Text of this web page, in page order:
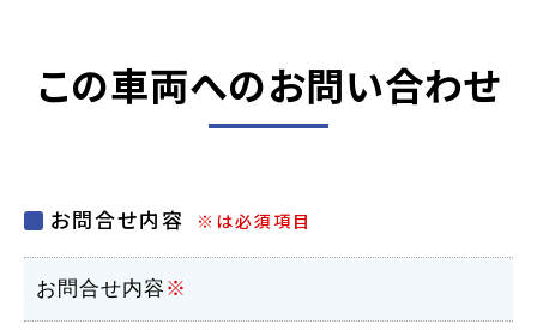
この車両へのお問い合わせ
お問合せ内容 ※は必須項目
お問合せ内容 ※